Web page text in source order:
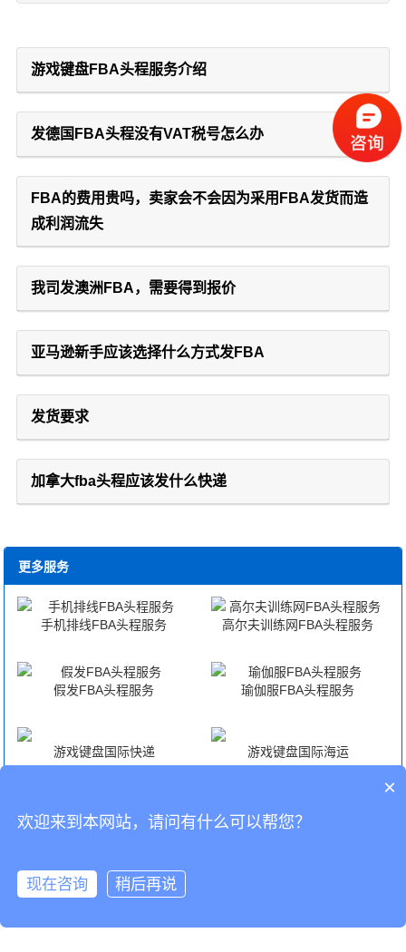
游戏键盘FBA头程服务介绍
发德国FBA头程没有VAT税号怎么办
FBA的费用贵吗，卖家会不会因为采用FBA发货而造
成利润流失
我司发澳洲FBA，需要得到报价
亚马逊新手应该选择什么方式发FBA
发货要求
加拿大fba头程应该发什么快递
更多服务
手机排线FBA头程服务 高尔夫训练网FBA头程服务
假发FBA头程服务 瑜伽服FBA头程服务
游戏键盘国际快递 游戏键盘国际海运
游戏键盘国际空运 游戏键盘海外仓代发货
CopyRight © 深圳市韬博供应链有限公司
×
欢迎来到本网站，请问有什么可以帮您？
现在咨询 稍后再说